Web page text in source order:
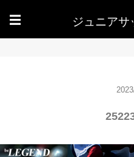
☰ ジュニア